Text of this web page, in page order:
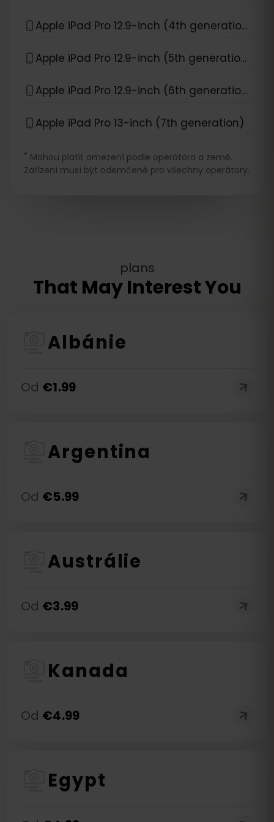
Apple iPad Pro 12.9-inch (4th generation)
Apple iPad Pro 12.9-inch (5th generation)
Apple iPad Pro 12.9-inch (6th generation)
Apple iPad Pro 13-inch (7th generation)
* Mohou platit omezení podle operátora a země.
Zařízení musí být odemčené pro všechny operátory.
plans
That May Interest You
Albánie
Od €1.99
Argentina
Od €5.99
Austrálie
Od €3.99
Kanada
Od €4.99
Egypt